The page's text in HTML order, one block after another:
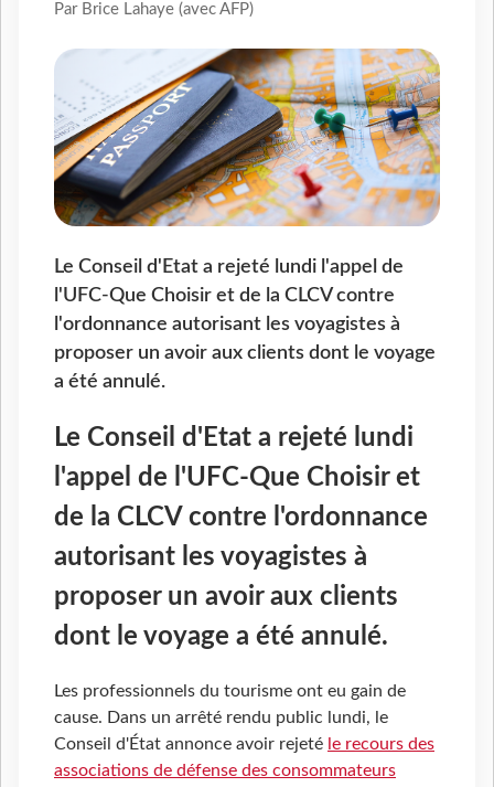
Par Brice Lahaye (avec AFP)
Le Conseil d'Etat a rejeté lundi l'appel de
l'UFC-Que Choisir et de la CLCV contre
l'ordonnance autorisant les voyagistes à
proposer un avoir aux clients dont le voyage
a été annulé.
Le Conseil d'Etat a rejeté lundi
l'appel de l'UFC-Que Choisir et
de la CLCV contre l'ordonnance
autorisant les voyagistes à
proposer un avoir aux clients
dont le voyage a été annulé.
Les professionnels du tourisme ont eu gain de
cause. Dans un arrêté rendu public lundi, le
Conseil d'État annonce avoir rejeté le recours des
associations de défense des consommateurs